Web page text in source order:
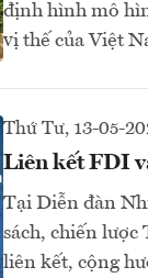
định hình mô
vị thế của Việt
Thứ Tư, 13-05-
Liên kết FDI
Tại Diễn đàn
sách, chiến
liên kết, cộng